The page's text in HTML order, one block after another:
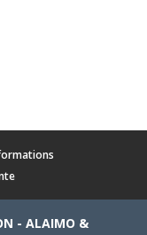
- ALAIMO &